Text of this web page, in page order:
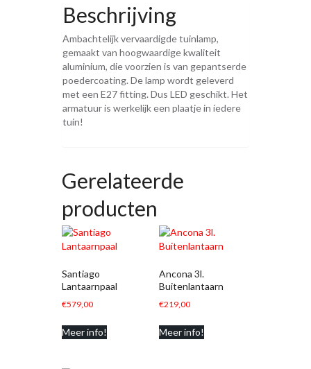
Beschrijving
Ambachtelijk vervaardigde tuinlamp,
gemaakt van hoogwaardige kwaliteit
aluminium, die voorzien is van gepantserde
poedercoating. De lamp wordt geleverd
met een E27 fitting. Dus LED geschikt. Het
armatuur is werkelijk een plaatje in iedere
tuin!
Gerelateerde
producten
Santiago
Lantaarnpaal
€579,00
Meer info!
Ancona 3l.
Buitenlantaarn
€219,00
Meer info!